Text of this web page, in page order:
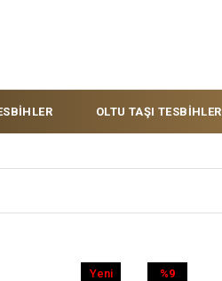
OLTU TAŞI TESBİHLER
Yeni
%9